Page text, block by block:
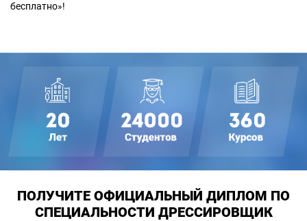
бесплатно»!
ПОЛУЧИТЕ ОФИЦИАЛЬНЫЙ ДИПЛОМ ПО
СПЕЦИАЛЬНОСТИ ДРЕССИРОВЩИК